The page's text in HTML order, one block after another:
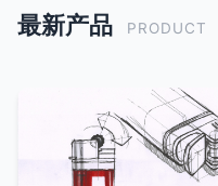
最新产品 PRODUCT